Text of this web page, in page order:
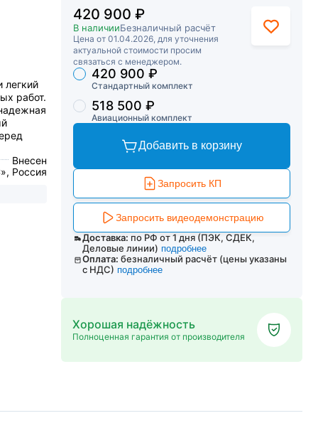
легкий
работ.
Внесен
Россия
420 900 ₽
В наличииБезналичный расчёт
Цена от 01.04.2026, для уточнения
актуальной стоимости просим
связаться с менеджером.
Торговые предложения
Cтандартный комплект
420 900 ₽
Авиационный комплект
518 500 ₽
Добавить в корзину
Запросить КП
Запросить видеодемонстрацию
Доставка: по РФ от 1 дня (ПЭК, СДЕК,
Деловые линии) подробнее
Оплата: безналичный расчёт (цены указаны
с НДС) подробнее
Хорошая надёжность
Полноценная гарантия от производителя